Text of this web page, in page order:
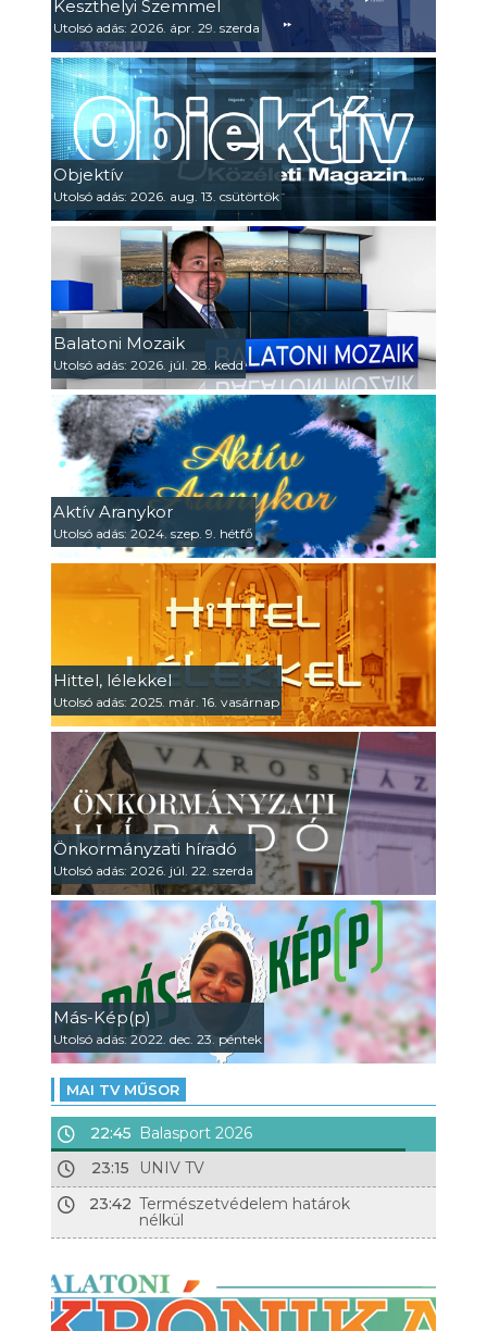
Keszthelyi Szemmel
Utolsó adás: 2026. ápr. 29. szerda
Objektív
Utolsó adás: 2026. aug. 13. csütörtök
Balatoni Mozaik
Utolsó adás: 2026. júl. 28. kedd
Aktív Aranykor
Utolsó adás: 2024. szep. 9. hétfő
Hittel, lélekkel
Utolsó adás: 2025. már. 16. vasárnap
Önkormányzati híradó
Utolsó adás: 2026. júl. 22. szerda
Más-Kép(p)
Utolsó adás: 2022. dec. 23. péntek
MAI TV MŰSOR
22:45 Balasport 2026
23:15
UNIV TV
23:42 Természetvédelem határok
nélkül